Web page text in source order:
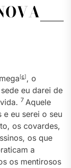
[c], o
eu darei de
7 Aquele
e eu serei o seu
os covardes,
os que
a
os mentirosos